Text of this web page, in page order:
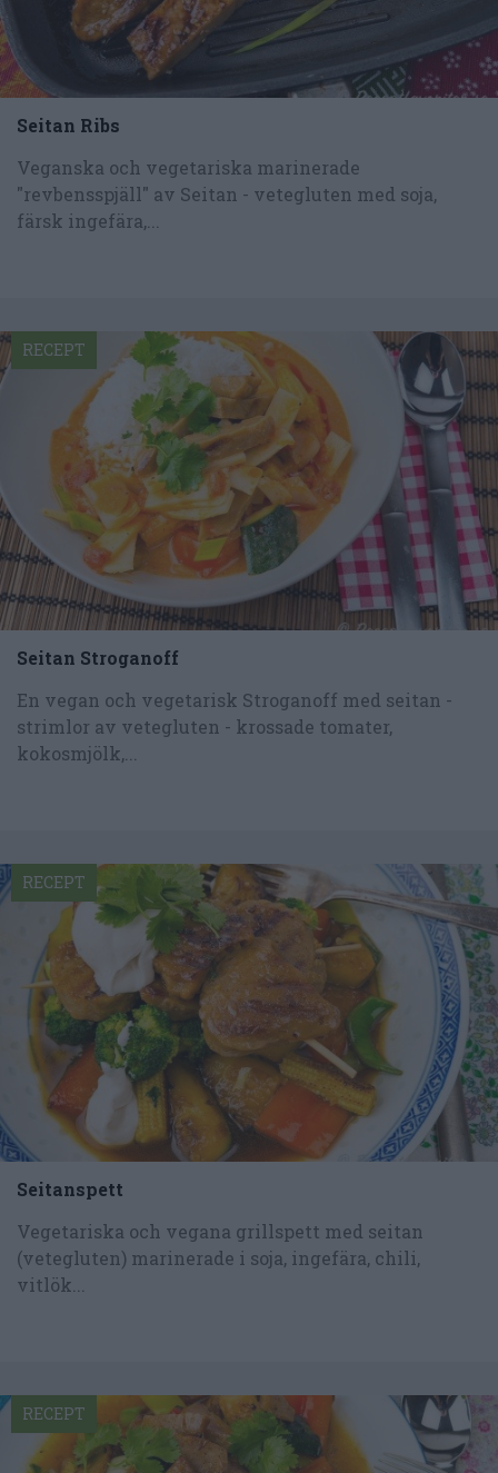
Seitan Ribs
Veganska och vegetariska marinerade
"revbensspjäll" av Seitan - vetegluten med soja,
färsk ingefära,...
Seitan Stroganoff
En vegan och vegetarisk Stroganoff med seitan -
strimlor av vetegluten - krossade tomater,
kokosmjölk,...
RECEPT
Seitanspett
Vegetariska och vegana grillspett med seitan
(vetegluten) marinerade i soja, ingefära, chili,
vitlök...
RECEPT
RECEPT